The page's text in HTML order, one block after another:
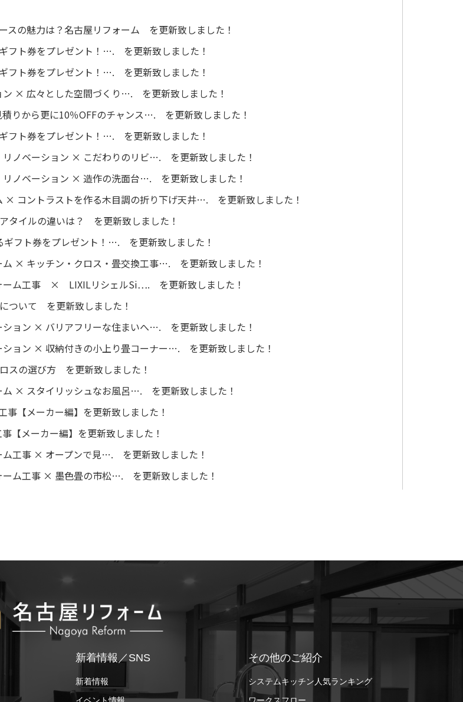
スの魅力は？名古屋リフォーム を更新致しました！
フト券をプレゼント！…. を更新致しました！
フト券をプレゼント！…. を更新致しました！
ン × 広々とした空間づくり…. を更新致しました！
積りから更に10％OFFのチャンス…. を更新致しました！
フト券をプレゼント！…. を更新致しました！
リノベーション × こだわりのリビ…. を更新致しました！
リノベーション × 造作の洗面台…. を更新致しました！
× コントラストを作る木目調の折り下げ天井…. を更新致しました！
タイルの違いは？ を更新致しました！
ギフト券をプレゼント！…. を更新致しました！
ム × キッチン・クロス・畳交換工事…. を更新致しました！
ォーム工事 × LIXILリシェルSi…. を更新致しました！
ついて を更新致しました！
ション × バリアフリーな住まいへ…. を更新致しました！
ション × 収納付きの小上り畳コーナー…. を更新致しました！
スの選び方 を更新致しました！
ム × スタイリッシュなお風呂…. を更新致しました！
事【メーカー編】を更新致しました！
【メーカー編】を更新致しました！
ム工事 × オープンで見…. を更新致しました！
ーム工事 × 墨色畳の市松…. を更新致しました！
新着情報／SNS
新着情報
その他のご紹介
システムキッチン人気ランキング